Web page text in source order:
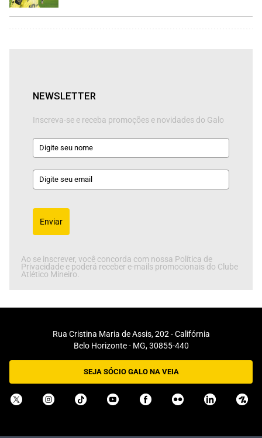
NEWSLETTER
Inscreva-se e receba promoções e novidades do Galo
Enviar
Ao se inscrever, você concorda com nossa Política de
Privacidade e poderá receber e-mails promocionais do Clube
Atlético Mineiro.
Rua Cristina Maria de Assis, 202 - Califórnia
Belo Horizonte - MG, 30855-440
SEJA SÓCIO GALO NA VEIA